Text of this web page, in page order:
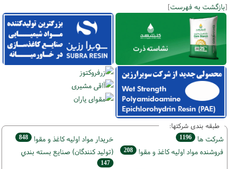
[بازگشت به فهرست]
طبقه بندی شرکتها:
شركت ها 1196 خريدار مواد اوليه كاغذ و مقوا 848
فروشنده مواد اوليه كاغذ و مقوا 208 (تولید كنندگان) صنايع بسته بندي
147